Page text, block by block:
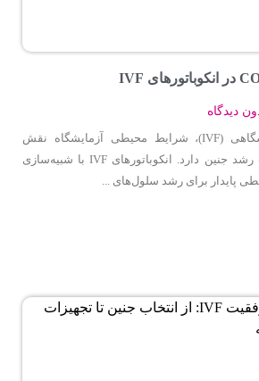
دیدگاه
در فرآیند لقاح آزمایشگاهی (IVF)، شرایط محیطی آزمایشگاه نقش
تعیین‌کننده‌ای در کیفیت رشد جنین دارد. انکوباتورهای IVF با شبیه‌سازی
برای رشد سلول‌های ...